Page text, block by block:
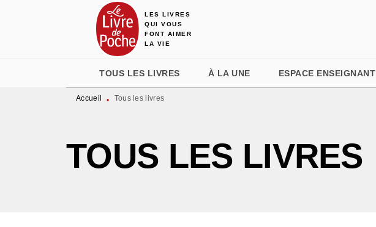
MENU RECHERCHE
LES LIVRES
QUI VOUS
FONT AIMER
LA VIE
TOUS LES LIVRES À LA UNE ESPACE ENSEIGNANT
Accueil • Tous les livres
TOUS LES LIVRES